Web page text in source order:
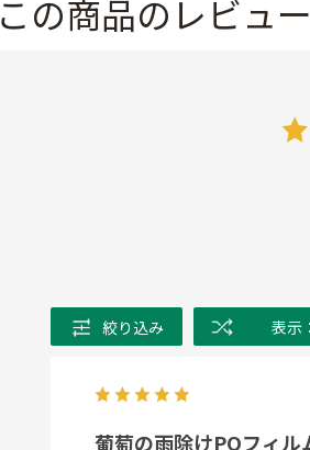
この商品のレビュー
絞り込み 表示
葡萄の雨除けPOフィル